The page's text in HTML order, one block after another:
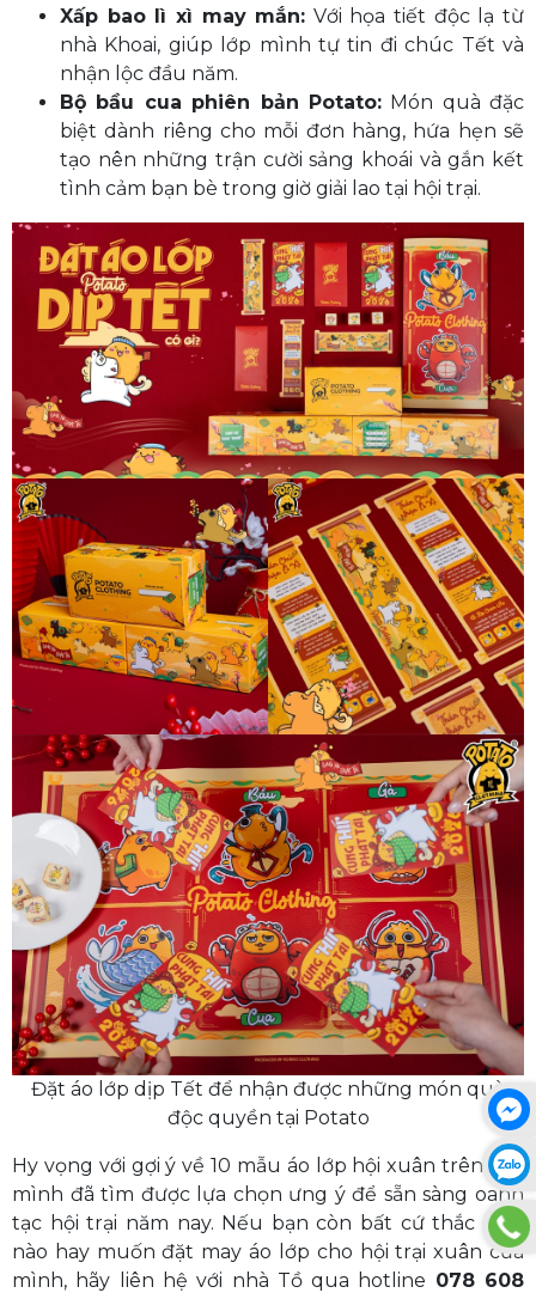
Xấp bao lì xì may mắn: Với họa tiết độc lạ từ
nhà Khoai, giúp lớp mình tự tin đi chúc Tết và
nhận lộc đầu năm.
Bộ bầu cua phiên bản Potato:Món quà đặc
biệt dành riêng cho mỗi đơn hàng, hứa hẹn sẽ
tạo nên những trận cười sảng khoái và gắn kết
tình cảm bạn bè trong giờ giải lao tại hội trại.
Đặt áo lớp dịp Tết để nhận được những món quà
độc quyền tại Potato
Hy vọng với gợi ý về 10 mẫu áo lớp hội xuân trên, lớp
mình đã tìm được lựa chọn ưng ý để sẵn sàng oanh
tạc hội trại năm nay. Nếu bạn còn bất cứ thắc mắc
nào hay muốn đặt may áo lớp cho hội trại xuân của
mình, hãy liên hệ với nhà Tồ qua hotline 078 608